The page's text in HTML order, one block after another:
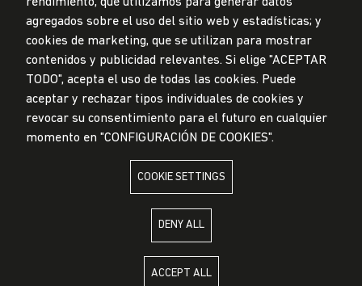
© Universidad de Lima, 2024
All Rights Reserved
Designed by Partners
UNIVERSIDAD DE LIMA IS MEMBER OF
UNIVERSIDAD DE LIMA IS AFFILIATED WITH
agregados sobre el uso del sitio web y estadísticas; y
cookies de marketing, que se utilizan para mostrar
contenidos y publicidad relevantes. Si elige "ACEPTAR
TODO", acepta el uso de todas las cookies. Puede
aceptar y rechazar tipos individuales de cookies y
revocar su consentimiento para el futuro en cualquier
momento en "CONFIGURACIÓN DE COOKIES".
COOKIE SETTINGS
DENY ALL
ACCEPT ALL